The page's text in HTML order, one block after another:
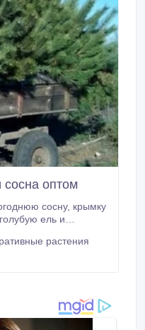
сосна оптом
сосну, крымку
питомниках.
работы более 15
растения